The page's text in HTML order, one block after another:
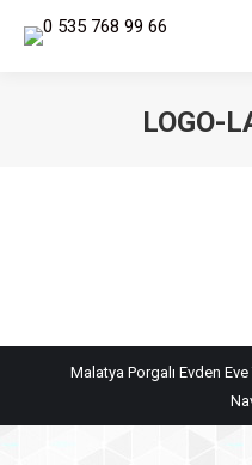
LOGO-
Malatya Porgalı Evden Eve